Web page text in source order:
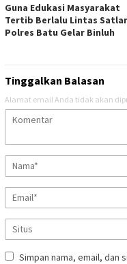
Guna Edukasi Masyarakat
Tertib Berlalu Lintas
Polres Batu Gelar Binluh
Tinggalkan Balasan
Alamat email Anda tidak akan
Simpan nama, email, dan